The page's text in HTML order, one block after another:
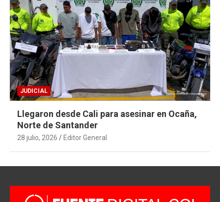
JUDICIAL
Llegaron desde Cali para asesinar en Ocaña,
Norte de Santander
28 julio, 2026 Editor General